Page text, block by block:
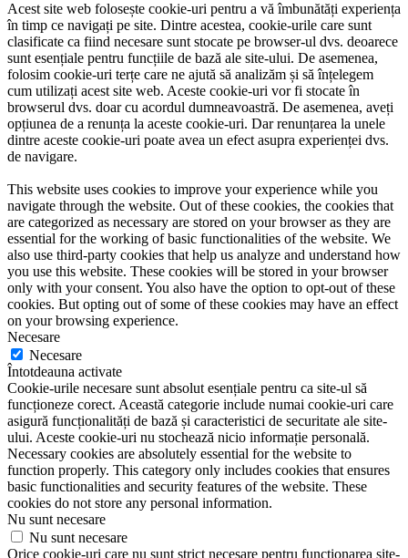
Acest site web folosește cookie-uri pentru a vă îmbunătăți experiența
în timp ce navigați pe site. Dintre acestea, cookie-urile care sunt
clasificate ca fiind necesare sunt stocate pe browser-ul dvs. deoarece
sunt esențiale pentru funcțiile de bază ale site-ului. De asemenea,
folosim cookie-uri terțe care ne ajută să analizăm și să înțelegem
cum utilizați acest site web. Aceste cookie-uri vor fi stocate în
browserul dvs. doar cu acordul dumneavoastră. De asemenea, aveți
opțiunea de a renunța la aceste cookie-uri. Dar renunțarea la unele
dintre aceste cookie-uri poate avea un efect asupra experienței dvs.
de navigare.
This website uses cookies to improve your experience while you
navigate through the website. Out of these cookies, the cookies that
are categorized as necessary are stored on your browser as they are
essential for the working of basic functionalities of the website. We
also use third-party cookies that help us analyze and understand how
you use this website. These cookies will be stored in your browser
only with your consent. You also have the option to opt-out of these
cookies. But opting out of some of these cookies may have an effect
on your browsing experience.
Necesare
Necesare
Întotdeauna activate
Cookie-urile necesare sunt absolut esențiale pentru ca site-ul să
funcționeze corect. Această categorie include numai cookie-uri care
asigură funcționalități de bază și caracteristici de securitate ale site-
ului. Aceste cookie-uri nu stochează nicio informație personală.
Necessary cookies are absolutely essential for the website to
function properly. This category only includes cookies that ensures
basic functionalities and security features of the website. These
cookies do not store any personal information.
Nu sunt necesare
Nu sunt necesare
Orice cookie-uri care nu sunt strict necesare pentru funcționarea site-